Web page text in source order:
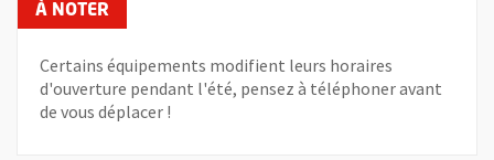
Certains équipements modifient leurs horaires
d'ouverture pendant l'été, pensez à téléphoner avant
de vous déplacer !